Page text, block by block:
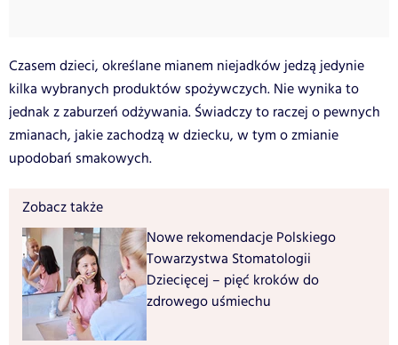
Czasem dzieci, określane mianem niejadków jedzą jedynie
kilka wybranych produktów spożywczych. Nie wynika to
jednak z zaburzeń odżywania. Świadczy to raczej o pewnych
zmianach, jakie zachodzą w dziecku, w tym o zmianie
upodobań smakowych.
Zobacz także
Nowe rekomendacje Polskiego
Towarzystwa Stomatologii
Dziecięcej – pięć kroków do
zdrowego uśmiechu